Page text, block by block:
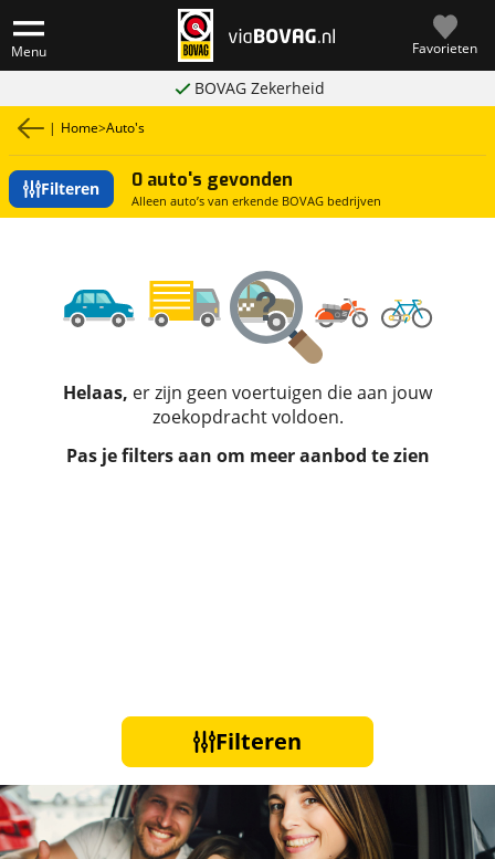
Menu Favorieten
BOVAG Zekerheid
| Home>Auto's
Filteren 0 auto's gevonden
Alleen auto’s van erkende BOVAG bedrijven
Helaas, er zijn geen voertuigen die aan jouw
zoekopdracht voldoen.
Pas je filters aan om meer aanbod te zien
Filteren